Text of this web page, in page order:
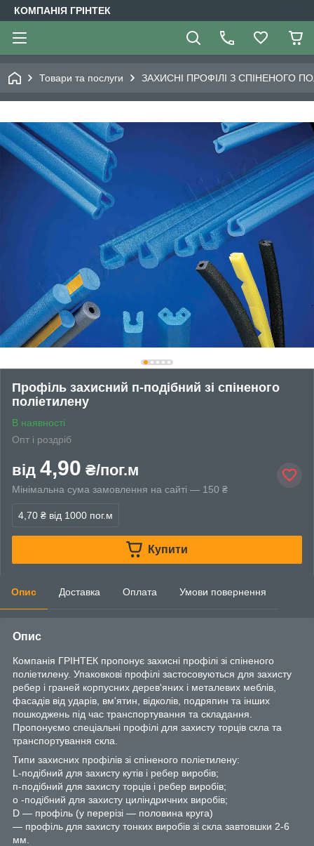
КОМПАНІЯ ГРІНТЕК
Товари та послуги ЗАХИСНІ ПРОФІЛІ З СПІНЕНОГО
Профіль захисний п-подібний зі спіненого
поліетилену
В наявності
Опт і роздріб
від 4,90 ₴/пог.м
Мінімальна сума замовлення на сайті — 150 ₴
4,70 ₴ від 1000 пог.м
Купити
Опис Доставка Оплата Умови повернення
Опис
Компанія ГРІНТЕК пропонує захисні профілі зі спіненого
поліетилену. Упаковкові профілі застосовуються для захисту
ребер і граней корпусних дерев'яних і металевих меблів,
фасадів від ударів, вм'ятин, відколів, подряпин та інших
пошкоджень під час транспортування та складання.
Пропонуємо спеціальні профілі для захисту торців скла та
транспортування скла.
Типи захисних профілів зі спіненого поліетилену:
L-подібний для захисту кутів і ребер виробів;
п-подібний для захисту торців і ребер виробів;
о -подібний для захисту циліндричних виробів;
D — профіль (у перерізі — половина круга)
— профіль для захисту тонких виробів зі скла завтовшки 2-6
мм.